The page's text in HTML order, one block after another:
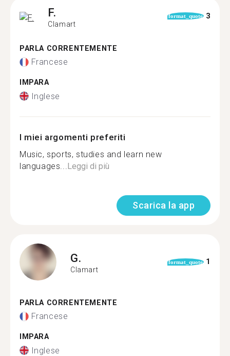
F.
Clamart
format_quote 3
PARLA CORRENTEMENTE
Francese
IMPARA
Inglese
I miei argomenti preferiti
Music, sports, studies and learn new
languages... Leggi di più
Scarica la app
G.
Clamart
format_quote 1
PARLA CORRENTEMENTE
Francese
IMPARA
Inglese